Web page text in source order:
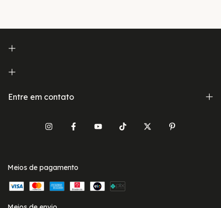
Entre em contato
Meios de pagamento